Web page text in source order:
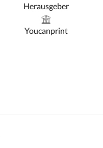
Herausgeber
Youcanprint